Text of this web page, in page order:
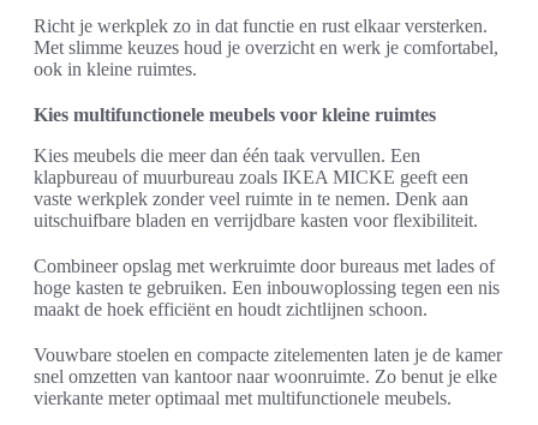
Richt je werkplek zo in dat functie en rust elkaar versterken.
Met slimme keuzes houd je overzicht en werk je comfortabel,
ook in kleine ruimtes.
Kies multifunctionele meubels voor kleine ruimtes
Kies meubels die meer dan één taak vervullen. Een
klapbureau of muurbureau zoals IKEA MICKE geeft een
vaste werkplek zonder veel ruimte in te nemen. Denk aan
uitschuifbare bladen en verrijdbare kasten voor flexibiliteit.
Combineer opslag met werkruimte door bureaus met lades of
hoge kasten te gebruiken. Een inbouwoplossing tegen een nis
maakt de hoek efficiënt en houdt zichtlijnen schoon.
Vouwbare stoelen en compacte zitelementen laten je de kamer
snel omzetten van kantoor naar woonruimte. Zo benut je elke
vierkante meter optimaal met multifunctionele meubels.